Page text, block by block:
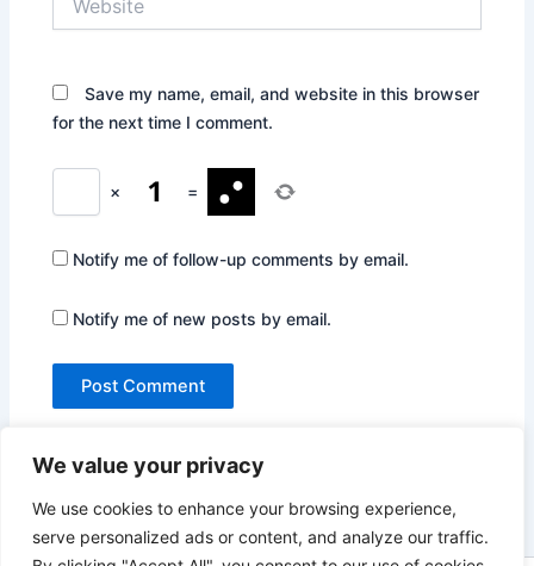
We value your privacy
We use cookies to enhance your browsing experience,
serve personalized ads or content, and analyze our traffic.
Save my name, email, and website in this browser
for the next time I comment.
× =
Notify me of follow-up comments by email.
Notify me of new posts by email.